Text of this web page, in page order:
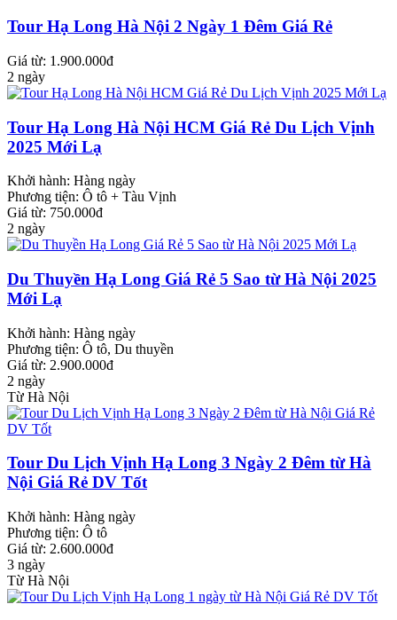
Tour Hạ Long Hà Nội 2 Ngày 1 Đêm Giá Rẻ
Giá từ: 1.900.000đ
2 ngày
Tour Hạ Long Hà Nội HCM Giá Rẻ Du Lịch Vịnh
2025 Mới Lạ
Khởi hành: Hàng ngày
Phương tiện: Ô tô + Tàu Vịnh
Giá từ: 750.000đ
2 ngày
Du Thuyền Hạ Long Giá Rẻ 5 Sao từ Hà Nội 2025
Mới Lạ
Khởi hành: Hàng ngày
Phương tiện: Ô tô, Du thuyền
Giá từ: 2.900.000đ
2 ngày
Từ Hà Nội
Tour Du Lịch Vịnh Hạ Long 3 Ngày 2 Đêm từ Hà
Nội Giá Rẻ DV Tốt
Khởi hành: Hàng ngày
Phương tiện: Ô tô
Giá từ: 2.600.000đ
3 ngày
Từ Hà Nội